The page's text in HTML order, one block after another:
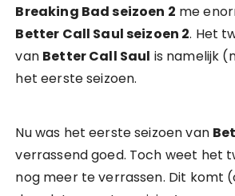
Breaking Bad seizoen 2 me
Better Call Saul seizoen 2. Het
van Better Call Saul is namelijk
het eerste seizoen.
Nu was het eerste seizoen van
verrassend goed. Toch weet het
nog meer te verrassen. Dit komt